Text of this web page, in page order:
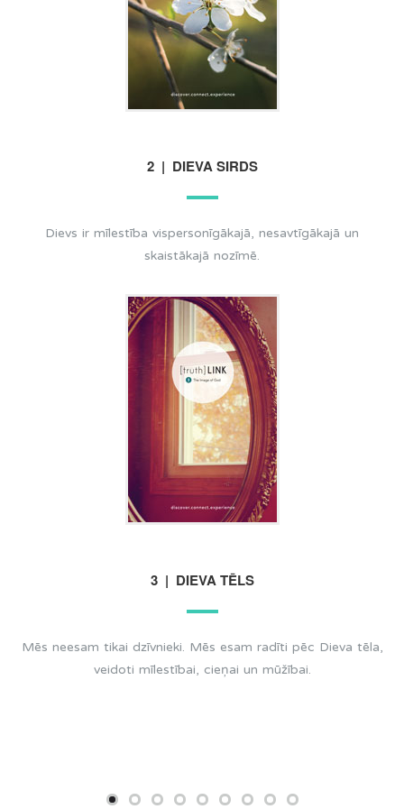
2 | DIEVA SIRDS
Dievs ir mīlestība vispersonīgākajā, nesavtīgākajā un
skaistākajā nozīmē.
3 | DIEVA TĒLS
Mēs neesam tikai dzīvnieki. Mēs esam radīti pēc Dieva tēla,
veidoti mīlestībai, cieņai un mūžībai.